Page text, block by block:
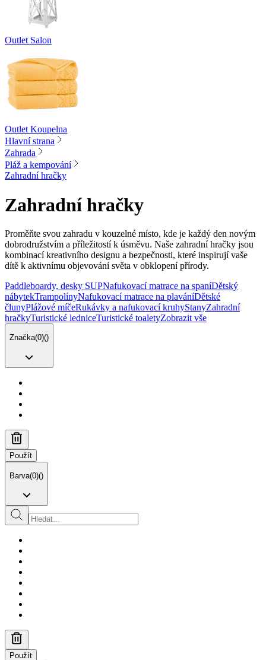
Outlet Salon
Outlet Koupelna
Hlavní strana
Zahrada
Pláž a kempování
Zahradní hračky
Zahradní hračky
Proměňte svou zahradu v kouzelné místo, kde je každý den novým
dobrodružstvím a příležitostí k úsměvu. Naše zahradní hračky jsou
kombinací kreativního designu a bezpečnosti, které inspirují vaše
dítě k aktivnímu objevování světa v obklopení přírody.
Paddleboardy, desky SUPNafukovací matrace na spaníDětský
nábytekTrampolínyNafukovací matrace na plaváníDětské
člunyPlážové míčeRukávky a nafukovací kruhyStanyZahradní
hračkyTuristické ledniceTuristické toaletyZobrazit vše
Značka(0)()
Použít
Barva(0)()
Použít